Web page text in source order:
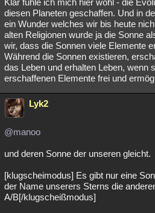
Klar fühle ich mich hier wohl - die
diesen Planeten geschaffen. Und in
ein Wunder welches wir bis heute
alten Religionen wurde ja die Sonne
wir, dass die Sonnen viele Elemente
Während die Sonnen existieren,
das Leben und erhalten Leben, wenn
erschaffenen Elemente frei und
Lyk2
@manoo
und deren Sonne der unseren gleicht.
[klugscheimodus] Es gibt nur eine
der Name unserers Sterns die
A/B[/klugscheißmodus]